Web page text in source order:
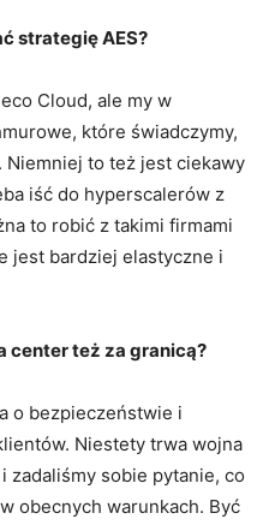
strategię AES?
Cloud, ale my w
które świadczymy,
to też jest ciekawy
iść do hyperscalerów z
to robić z takimi firmami
jest bardziej elastyczne i
center też za granicą?
o bezpieczeństwie i
Niestety trwa wojna
zadaliśmy sobie pytanie, co
obecnych warunkach. Być